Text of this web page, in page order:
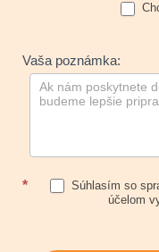
Vaša poznámka:
*
Súhlasím so
účelom